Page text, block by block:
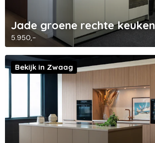
Jade groene rechte keuken
5.950,-
Bekijk in Zwaag